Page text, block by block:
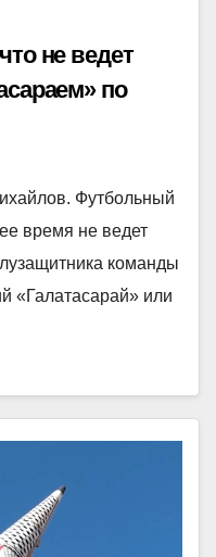
не ведет
по
Футбольный
время не ведет
команды
«Галатасарай» или